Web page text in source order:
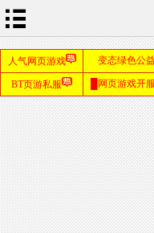
首
页
游
戏
攻
略
私
服
教
程
游
戏
资
讯